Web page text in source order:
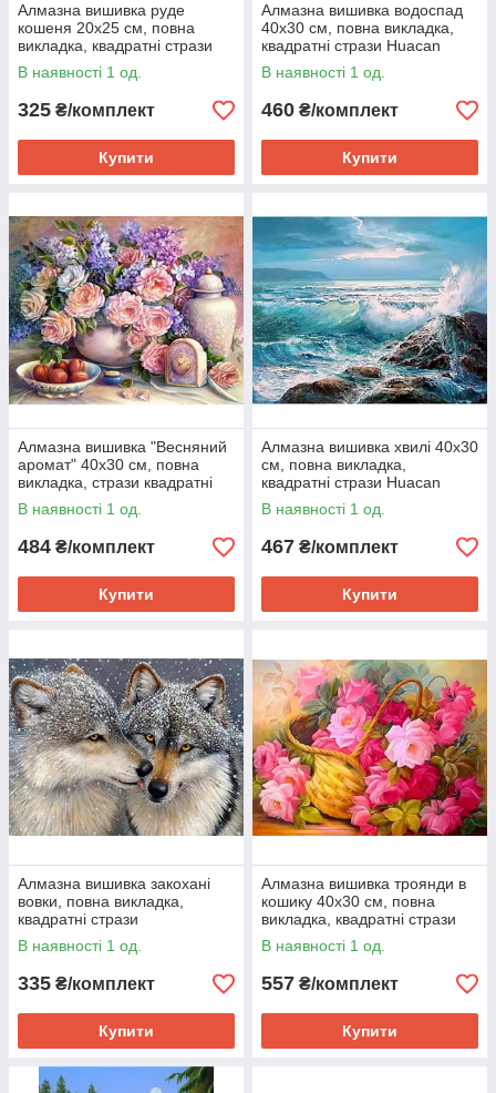
Алмазна вишивка руде
кошеня 20х25 см, повна
викладка, квадратні стрази
В наявності 1 од.
325 ₴/комплект
Купити
Алмазна вишивка водоспад
40х30 см, повна викладка,
квадратні стрази Huacan
В наявності 1 од.
460 ₴/комплект
Купити
Алмазна вишивка "Весняний
аромат" 40х30 см, повна
викладка, стрази квадратні
В наявності 1 од.
484 ₴/комплект
Купити
Алмазна вишивка хвилі 40х30
см, повна викладка,
квадратні стрази Huacan
В наявності 1 од.
467 ₴/комплект
Купити
Алмазна вишивка закохані
вовки, повна викладка,
квадратні стрази
В наявності 1 од.
335 ₴/комплект
Купити
Алмазна вишивка троянди в
кошику 40х30 см, повна
викладка, квадратні стрази
В наявності 1 од.
557 ₴/комплект
Купити